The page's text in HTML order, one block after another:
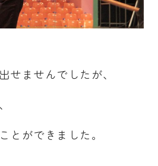
せませんでしたが、
とができました。